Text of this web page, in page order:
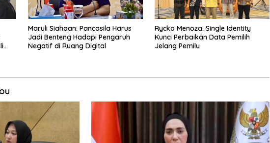
Maruli Siahaan: Pancasila Harus
Jadi Benteng Hadapi Pengaruh
Negatif di Ruang Digital
Rycko Menoza: Single Identity
Kunci Perbaikan Data Pemilih
Jelang Pemilu